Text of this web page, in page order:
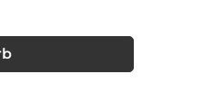
die Schaltflächen um die